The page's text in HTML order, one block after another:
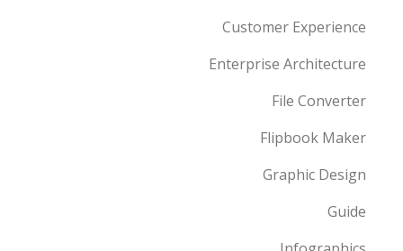
Customer Experience
Enterprise Architecture
File Converter
Flipbook Maker
Graphic Design
Guide